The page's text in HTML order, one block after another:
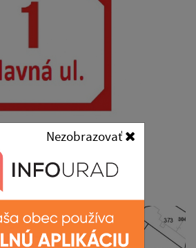
Nezobrazovať
trhových cien -
číslom